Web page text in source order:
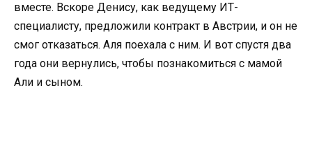
вместе. Вскоре Денису, как ведущему ИТ-
специалисту, предложили контракт в Австрии, и он не
смог отказаться. Аля поехала с ним. И вот спустя два
года они вернулись, чтобы познакомиться с мамой
Али и сыном.